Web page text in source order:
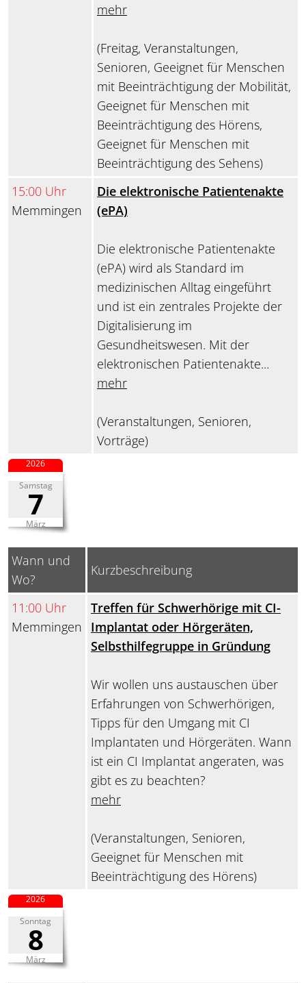
mehr
(Freitag, Veranstaltungen,
Senioren, Geeignet für Menschen
mit Beeinträchtigung der Mobilität,
Geeignet für Menschen mit
Beeinträchtigung des Hörens,
Geeignet für Menschen mit
Beeinträchtigung des Sehens)
15:00 Uhr
Memmingen
Die elektronische Patientenakte
(ePA)
Die elektronische Patientenakte
(ePA) wird als Standard im
medizinischen Alltag eingeführt
und ist ein zentrales Projekte der
Digitalisierung im
Gesundheitswesen. Mit der
elektronischen Patientenakte...
mehr
(Veranstaltungen, Senioren,
Vorträge)
Samstag
7
März
2026
Wann und
Wo?
Kurzbeschreibung
11:00 Uhr
Memmingen
Treffen für Schwerhörige mit CI-
Implantat oder Hörgeräten,
Selbsthilfegruppe in Gründung
Wir wollen uns austauschen über
Erfahrungen von Schwerhörigen,
Tipps für den Umgang mit CI
Implantaten und Hörgeräten. Wann
ist ein CI Implantat angeraten, was
gibt es zu beachten?
mehr
(Veranstaltungen, Senioren,
Geeignet für Menschen mit
Beeinträchtigung des Hörens)
Sonntag
8
März
2026